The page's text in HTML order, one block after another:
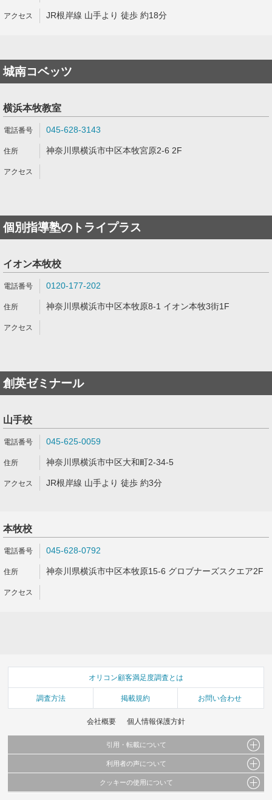
JR根岸線 山手より 徒歩 約18分
城南コベッツ
横浜本牧教室
045-628-3143
神奈川県横浜市中区本牧宮原2-6 2F
個別指導塾のトライプラス
イオン本牧校
0120-177-202
神奈川県横浜市中区本牧原8-1 イオン本牧3街1F
創英ゼミナール
山手校
045-625-0059
神奈川県横浜市中区大和町2-34-5
JR根岸線 山手より 徒歩 約3分
本牧校
045-628-0792
神奈川県横浜市中区本牧原15-6 グロブナーズスクエア2F
オリコン顧客満足度調査とは
調査方法 掲載規約 お問い合わせ
会社概要 個人情報保護方針
引用・転載について
当サイトで公開されている情報（文字、写真、イラスト、画像データ等）及びこれらの配
これらの情報を権利者の許可なく無断転載・複製などの二次利用を行うことは固く禁じて
利用者の声について
当サイトに掲載している内容はすべてサービスの利用者が提出された見解・感想です。
クッキーの使用について